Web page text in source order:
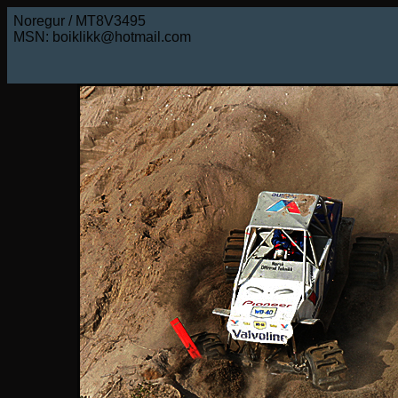
Noregur / MT8V3495
MSN: boiklikk@hotmail.com